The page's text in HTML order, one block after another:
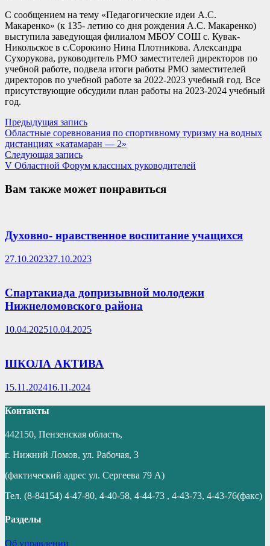
С сообщением на тему «Педагогические идеи А.С.
Макаренко» (к 135- летию со дня рождения А.С. Макаренко)
выступила заведующая филиалом МБОУ СОШ с. Кувак-
Никольское в с.Сорокино Нина Плотникова. Александра
Сухорукова, руководитель РМО заместителей директоров по
учебной работе, подвела итоги работы РМО заместителей
директоров по учебной работе за 2022-2023 учебный год. Все
присутствующие обсудили план работы на 2023-2024 учебный
год.
Навигация
по
записям
Предыдущая записьПредыдущая
запись:
Областные соревнования по спортивному туризму на водных
дистанциях «катамаран — 2»
Следующая записьСледующая
запись:
V Областной Форум классных руководителей
Вам также может понравиться
Духовно- нравственное воспитание учащихся
27.10.202327.10.2023
Спартакиада допризывной молодежи
Нижнеломовского района
10.04.202510.04.2025
ШКОЛА АКТИВА
15.11.202416.11.2024
Контакты
442150, Пензенская область,
г. Нижний Ломов, ул. Рабочая, 3
(фактический адрес ул. Сергеева 79 А)
Тел. (8-84154) 4-47-80, 4-40-58, 4-44-73 , 4-43-73, 4-43-76(факс)
Разделы
Об управлении